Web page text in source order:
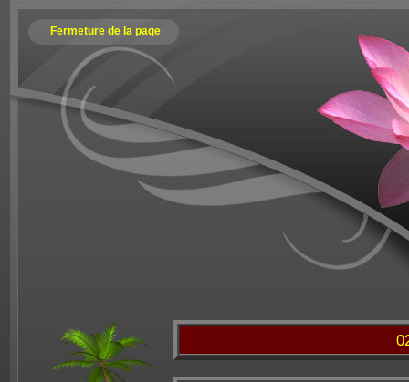
Fermeture de la page